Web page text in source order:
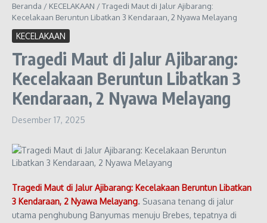
Beranda / KECELAKAAN /Tragedi Maut di Jalur Ajibarang:
Kecelakaan Beruntun Libatkan 3 Kendaraan, 2 Nyawa Melayang
KECELAKAAN
Tragedi Maut di Jalur Ajibarang:
Kecelakaan Beruntun Libatkan 3
Kendaraan, 2 Nyawa Melayang
Desember 17, 2025
Tragedi Maut di Jalur Ajibarang: Kecelakaan Beruntun Libatkan
3 Kendaraan, 2 Nyawa Melayang. Suasana tenang di jalur
utama penghubung Banyumas menuju Brebes, tepatnya di